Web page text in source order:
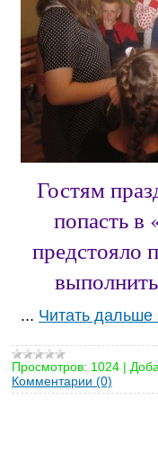
Гостям
попасть в
предстояло
... Читать дальше
Просмотров: 1024 |
Комментарии (0)